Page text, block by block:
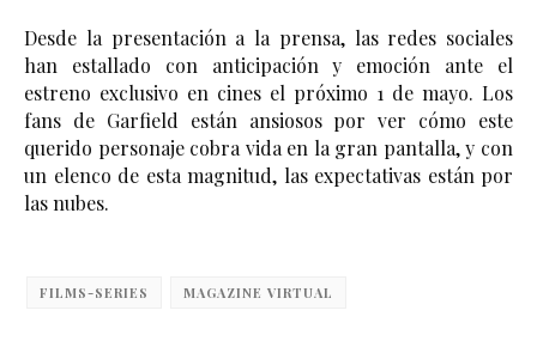
Desde la presentación a la prensa, las redes sociales
han estallado con anticipación y emoción ante el
estreno exclusivo en cines el próximo 1 de mayo. Los
fans de Garfield están ansiosos por ver cómo este
querido personaje cobra vida en la gran pantalla, y con
un elenco de esta magnitud, las expectativas están por
las nubes.
FILMS-SERIES MAGAZINE VIRTUAL